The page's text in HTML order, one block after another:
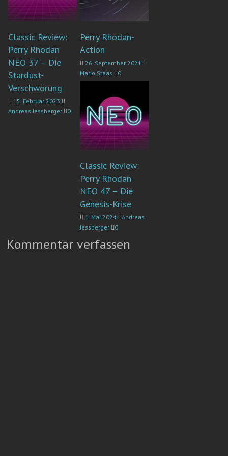
Classic Review:
Perry Rhodan
NEO 37 – Die
Stardust-
Verschwörung
15. Februar 2023
Andreas Jessberger
0
Perry Rhodan-
Action
26. September 2021
Mario Staas
0
Classic Review:
Perry Rhodan
NEO 47 – Die
Genesis-Krise
1. Mai 2024
Andreas
Jessberger
0
Kommentar verfassen